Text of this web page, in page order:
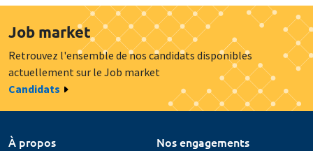
Job market
Retrouvez l'ensemble de nos candidats disponibles
actuellement sur le Job market
Candidats
À propos
Nos engagements